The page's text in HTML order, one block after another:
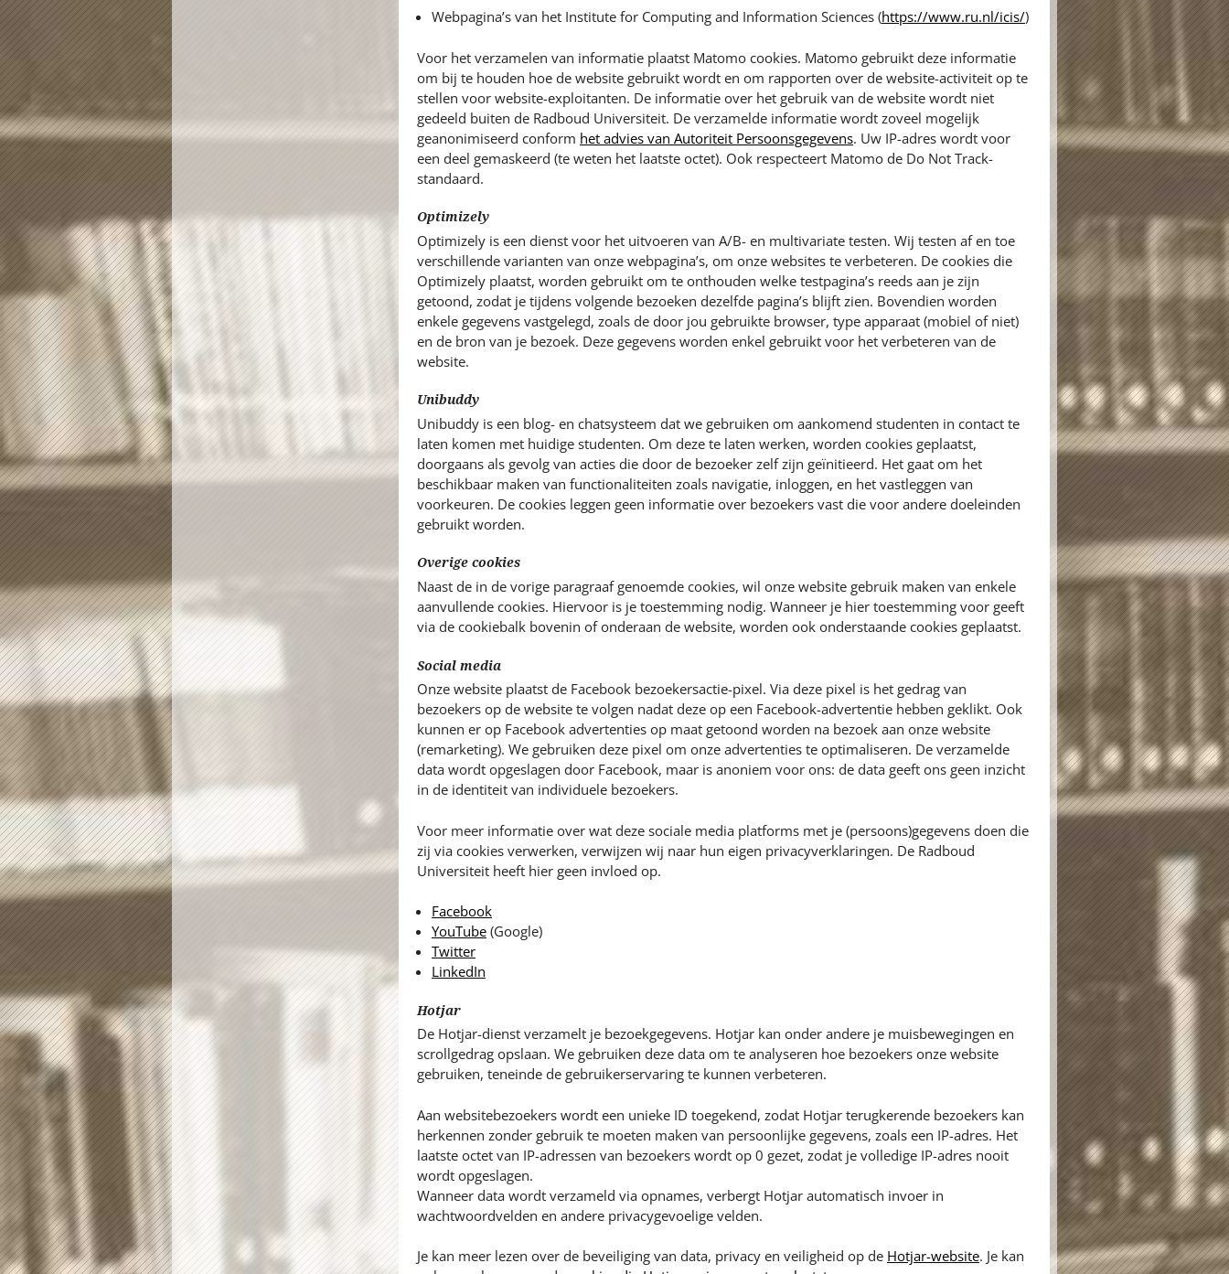
Webpagina’s van het Institute for Computing and Information Sciences (https://www.ru.nl/icis/)
Voor het verzamelen van informatie plaatst Matomo cookies. Matomo gebruikt deze informatie
om bij te houden hoe de website gebruikt wordt en om rapporten over de website-activiteit op te
stellen voor website-exploitanten. De informatie over het gebruik van de website wordt niet
gedeeld buiten de Radboud Universiteit. De verzamelde informatie wordt zoveel mogelijk
geanonimiseerd conform het advies van Autoriteit Persoonsgegevens. Uw IP-adres wordt voor
een deel gemaskeerd (te weten het laatste octet). Ook respecteert Matomo de Do Not Track-
standaard.
Optimizely
Optimizely is een dienst voor het uitvoeren van A/B- en multivariate testen. Wij testen af en toe
verschillende varianten van onze webpagina’s, om onze websites te verbeteren. De cookies die
Optimizely plaatst, worden gebruikt om te onthouden welke testpagina’s reeds aan je zijn
getoond, zodat je tijdens volgende bezoeken dezelfde pagina’s blijft zien. Bovendien worden
enkele gegevens vastgelegd, zoals de door jou gebruikte browser, type apparaat (mobiel of niet)
en de bron van je bezoek. Deze gegevens worden enkel gebruikt voor het verbeteren van de
website.
Unibuddy
Unibuddy is een blog- en chatsysteem dat we gebruiken om aankomend studenten in contact te
laten komen met huidige studenten. Om deze te laten werken, worden cookies geplaatst,
doorgaans als gevolg van acties die door de bezoeker zelf zijn geïnitieerd. Het gaat om het
beschikbaar maken van functionaliteiten zoals navigatie, inloggen, en het vastleggen van
voorkeuren. De cookies leggen geen informatie over bezoekers vast die voor andere doeleinden
gebruikt worden.
Overige cookies
Naast de in de vorige paragraaf genoemde cookies, wil onze website gebruik maken van enkele
aanvullende cookies. Hiervoor is je toestemming nodig. Wanneer je hier toestemming voor geeft
via de cookiebalk bovenin of onderaan de website, worden ook onderstaande cookies geplaatst.
Social media
Onze website plaatst de Facebook bezoekersactie-pixel. Via deze pixel is het gedrag van
bezoekers op de website te volgen nadat deze op een Facebook-advertentie hebben geklikt. Ook
kunnen er op Facebook advertenties op maat getoond worden na bezoek aan onze website
(remarketing). We gebruiken deze pixel om onze advertenties te optimaliseren. De verzamelde
data wordt opgeslagen door Facebook, maar is anoniem voor ons: de data geeft ons geen inzicht
in de identiteit van individuele bezoekers.
Voor meer informatie over wat deze sociale media platforms met je (persoons)gegevens doen die
zij via cookies verwerken, verwijzen wij naar hun eigen privacyverklaringen. De Radboud
Universiteit heeft hier geen invloed op.
Facebook
YouTube(Google)
Twitter
LinkedIn
Hotjar
De Hotjar-dienst verzamelt je bezoekgegevens. Hotjar kan onder andere je muisbewegingen en
scrollgedrag opslaan. We gebruiken deze data om te analyseren hoe bezoekers onze website
gebruiken, teneinde de gebruikerservaring te kunnen verbeteren.
Aan websitebezoekers wordt een unieke ID toegekend, zodat Hotjar terugkerende bezoekers kan
herkennen zonder gebruik te moeten maken van persoonlijke gegevens, zoals een IP-adres. Het
laatste octet van IP-adressen van bezoekers wordt op 0 gezet, zodat je volledige IP-adres nooit
wordt opgeslagen.
Wanneer data wordt verzameld via opnames, verbergt Hotjar automatisch invoer in
wachtwoordvelden en andere privacygevoelige velden.
Je kan meer lezen over de beveiliging van data, privacy en veiligheid op de Hotjar-website. Je kan